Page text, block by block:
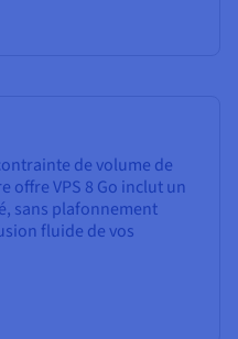
de volume de
offre VPS 8 Go inclut un
sans plafonnement
fluide de vos